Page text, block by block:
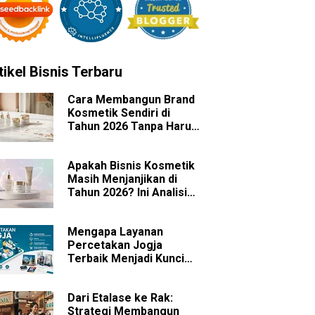
Bisnis Terbaru
Cara Membangun Brand
Kosmetik Sendiri di
Tahun 2026 Tanpa Harus
Apakah Bisnis Kosmetik
Masih Menjanjikan di
Tahun 2026? Ini Analisis
Mengapa Layanan
Percetakan Jogja
Terbaik Menjadi Kunci
Dari Etalase ke Rak:
Strategi Membangun